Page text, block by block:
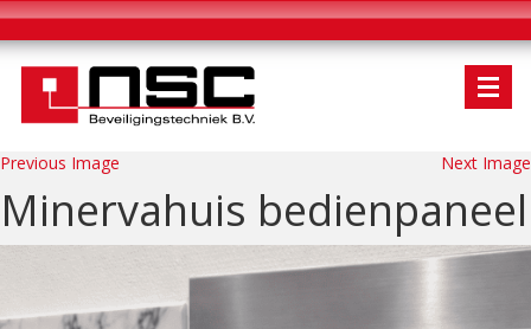
Previous Image Next Image
Minervahuis bedienpaneel